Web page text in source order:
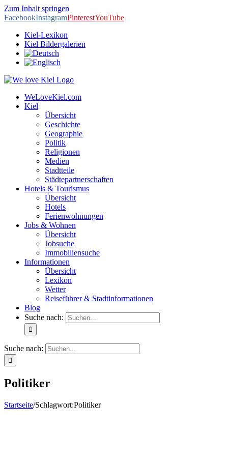
Zum Inhalt springen
FacebookInstagramPinterestYouTube
Kiel-Lexikon
Kiel Bildergalerien
WeLoveKiel.com
Kiel
Übersicht
Geschichte
Geographie
Politik
Religionen
Medien
Stadtteile
Städtepartnerschaften
Hotels & Tourismus
Übersicht
Hotels
Ferienwohnungen
Jobs & Wohnen
Übersicht
Jobsuche
Immobiliensuche
Informationen
Übersicht
Lexikon
Wetter
Reiseführer & Stadtinformationen
Blog
Suche nach:
Suche nach:
Politiker
Startseite/Schlagwort:Politiker